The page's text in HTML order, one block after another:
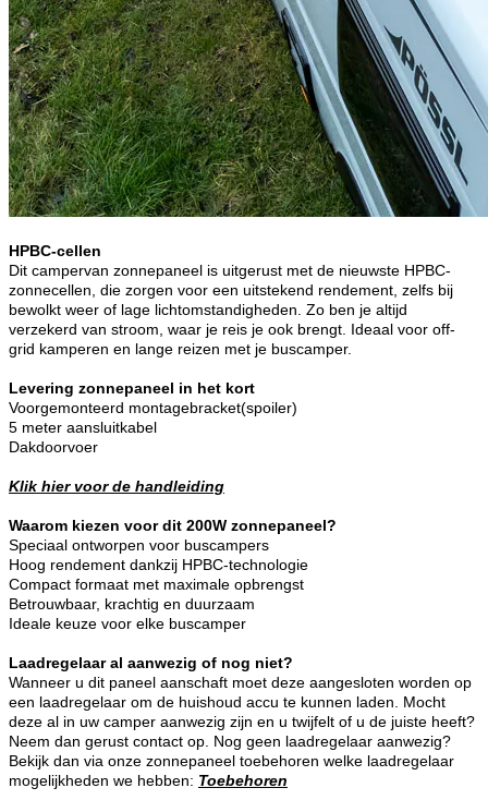
HPBC-cellen
Dit campervan zonnepaneel is uitgerust met de nieuwste HPBC-
zonnecellen, die zorgen voor een uitstekend rendement, zelfs bij
bewolkt weer of lage lichtomstandigheden. Zo ben je altijd
verzekerd van stroom, waar je reis je ook brengt. Ideaal voor off-
grid kamperen en lange reizen met je buscamper.
Levering zonnepaneel in het kort
Voorgemonteerd montagebracket(spoiler)
5 meter aansluitkabel
Dakdoorvoer
Klik hier voor de handleiding
Waarom kiezen voor dit 200W zonnepaneel?
Speciaal ontworpen voor buscampers
Hoog rendement dankzij HPBC-technologie
Compact formaat met maximale opbrengst
Betrouwbaar, krachtig en duurzaam
Ideale keuze voor elke buscamper
Laadregelaar al aanwezig of nog niet?
Wanneer u dit paneel aanschaft moet deze aangesloten worden op
een laadregelaar om de huishoud accu te kunnen laden. Mocht
deze al in uw camper aanwezig zijn en u twijfelt of u de juiste heeft?
Neem dan gerust contact op. Nog geen laadregelaar aanwezig?
Bekijk dan via onze zonnepaneel toebehoren welke laadregelaar
mogelijkheden we hebben: Toebehoren